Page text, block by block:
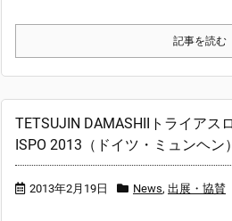
記事を読む
TETSUJIN DAMASHIIトライアス
ISPO 2013（ドイツ・ミュンヘン
2013年2月19日 News, 出展・協賛